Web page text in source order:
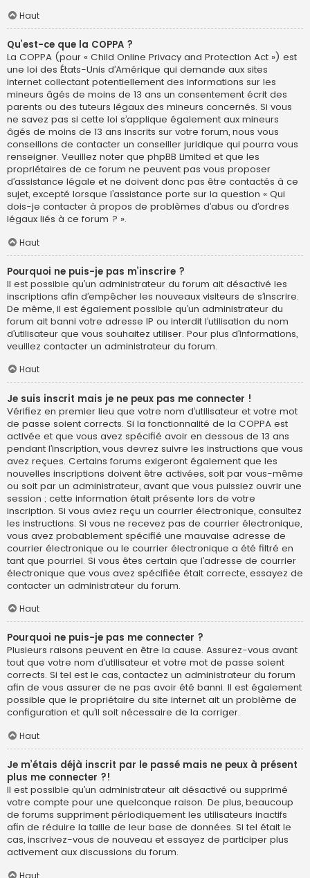
Haut
Qu’est-ce que la COPPA ?
La COPPA (pour « Child Online Privacy and Protection Act ») est
une loi des États-Unis d’Amérique qui demande aux sites
internet collectant potentiellement des informations sur les
mineurs âgés de moins de 13 ans un consentement écrit des
parents ou des tuteurs légaux des mineurs concernés. Si vous
ne savez pas si cette loi s’applique également aux mineurs
âgés de moins de 13 ans inscrits sur votre forum, nous vous
conseillons de contacter un conseiller juridique qui pourra vous
renseigner. Veuillez noter que phpBB Limited et que les
propriétaires de ce forum ne peuvent pas vous proposer
d’assistance légale et ne doivent donc pas être contactés à ce
sujet, excepté lorsque l’assistance porte sur la question « Qui
dois-je contacter à propos de problèmes d’abus ou d’ordres
légaux liés à ce forum ? ».
Haut
Pourquoi ne puis-je pas m’inscrire ?
Il est possible qu’un administrateur du forum ait désactivé les
inscriptions afin d’empêcher les nouveaux visiteurs de s’inscrire.
De même, il est également possible qu’un administrateur du
forum ait banni votre adresse IP ou interdit l’utilisation du nom
d’utilisateur que vous souhaitez utiliser. Pour plus d’informations,
veuillez contacter un administrateur du forum.
Haut
Je suis inscrit mais je ne peux pas me connecter !
Vérifiez en premier lieu que votre nom d’utilisateur et votre mot
de passe soient corrects. Si la fonctionnalité de la COPPA est
activée et que vous avez spécifié avoir en dessous de 13 ans
pendant l’inscription, vous devrez suivre les instructions que vous
avez reçues. Certains forums exigeront également que les
nouvelles inscriptions doivent être activées, soit par vous-même
ou soit par un administrateur, avant que vous puissiez ouvrir une
session ; cette information était présente lors de votre
inscription. Si vous aviez reçu un courrier électronique, consultez
les instructions. Si vous ne recevez pas de courrier électronique,
vous avez probablement spécifié une mauvaise adresse de
courrier électronique ou le courrier électronique a été filtré en
tant que pourriel. Si vous êtes certain que l’adresse de courrier
électronique que vous avez spécifiée était correcte, essayez de
contacter un administrateur du forum.
Haut
Pourquoi ne puis-je pas me connecter ?
Plusieurs raisons peuvent en être la cause. Assurez-vous avant
tout que votre nom d’utilisateur et votre mot de passe soient
corrects. Si tel est le cas, contactez un administrateur du forum
afin de vous assurer de ne pas avoir été banni. Il est également
possible que le propriétaire du site internet ait un problème de
configuration et qu’il soit nécessaire de la corriger.
Haut
Je m’étais déjà inscrit par le passé mais ne peux à présent
plus me connecter ?!
Il est possible qu’un administrateur ait désactivé ou supprimé
votre compte pour une quelconque raison. De plus, beaucoup
de forums suppriment périodiquement les utilisateurs inactifs
afin de réduire la taille de leur base de données. Si tel était le
cas, inscrivez-vous de nouveau et essayez de participer plus
activement aux discussions du forum.
Haut